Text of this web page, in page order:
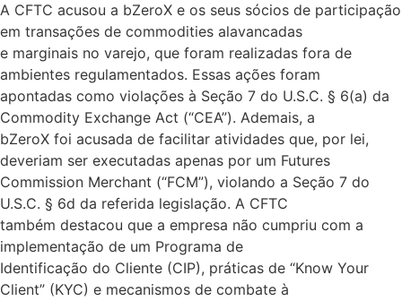
A CFTC acusou a bZeroX e os seus sócios de participação
em transações de commodities alavancadas
e marginais no varejo, que foram realizadas fora de
ambientes regulamentados. Essas ações foram
apontadas como violações à Seção 7 do U.S.C. § 6(a) da
Commodity Exchange Act (“CEA”). Ademais, a
bZeroX foi acusada de facilitar atividades que, por lei,
deveriam ser executadas apenas por um Futures
Commission Merchant (“FCM”), violando a Seção 7 do
U.S.C. § 6d da referida legislação. A CFTC
também destacou que a empresa não cumpriu com a
implementação de um Programa de
Identificação do Cliente (CIP), práticas de “Know Your
Client” (KYC) e mecanismos de combate à